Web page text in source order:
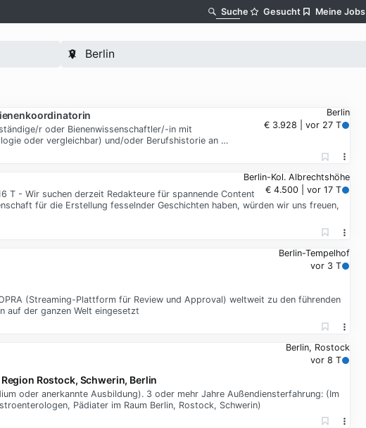
Suche Gesucht Meine Jobs
Berlin
€ 3.928 | vor 27 T
r oder Bienenwissenschaftler/-in mit
oder vergleichbar) und/oder Berufshistorie an …
Berlin-Kol. Albrechtshöhe
€ 4.500 | vor 17 T
T - Wir suchen derzeit Redakteure für spannende Content
für die Erstellung fesselnder Geschichten haben, würden wir uns freuen,
Berlin-Tempelhof
vor 3 T
(Streaming-Plattform für Review und Approval) weltweit zu den führenden
auf der ganzen Welt eingesetzt
Berlin, Rostock
vor 8 T
Rostock, Schwerin, Berlin
oder anerkannte Ausbildung). 3 oder mehr Jahre Außendiensterfahrung: (Im
Pädiater im Raum Berlin, Rostock, Schwerin)